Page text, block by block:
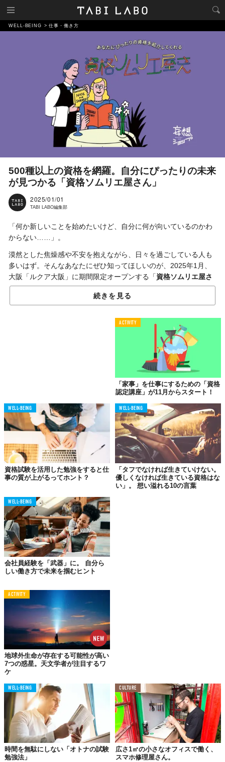
WELL-BEING 仕事・働き方
500種以上の資格を網羅。自分にぴったりの未来
が見つかる「資格ソムリエ屋さん」
2025/01/01
TABI LABO編集部
「何か新しいことを始めたいけど、自分に何が向いているのかわ
からない……」。
漠然とした焦燥感や不安を抱えながら、日々を過ごしている人も
多いはず。そんなあなたにぜひ知ってほしいのが、2025年1月、
大阪「ルクア大阪」に期間限定オープンする「資格ソムリエ屋さ
ん」だ。
500以上の資格を持つプロ集団
「JR西日本SC開発株式会社」は、1月10日(金)～1月12日（日）
の期間、「ルクア大阪」にて、あなたにぴったりの資格を紹介し
を開催。同イベントの特徴は、なん
と言っても個性豊かな「資格ソムリエ」たち。難関資格である 中
や、少し変わったところではラーメン検定まで、そ
の保有資格数はじつに500種以上
資格学校講師や専門学校の講師、アスリートの夫をサポートして
きたスポーツ関係の資格のプロなど、様々なバックグラウンドを
持つ彼らが、あなたの希望や悩みに寄り添いながら、最適な資格
を提案してくれるという。
「資格取得」は自己理解を深める旅
近年、 リスキリングや副業・複業といった言葉が注目を集め、自
己成長やキャリアアップのために資格取得を目指す人が増えてい
る。こうした資格の取得は、単なるスキルアップにとどまらな
い。目標に向かって努力するプロセスを通して、自身の強みや弱
点を発見し、新たな可能性を見出すことができる。
しかし、闇雲に資格取得を目指すのではなく、自分自身のキャリ
そこで「資格ソムリエ」にアドバイスを求めるというわけ。
参加費用は1回20分で1,000円（税込）。事前予約制だが、空きが
あれば当日参加も可能とのこと。「資格はたくさんあるけど、ど
れを選べばいいのかわからない」「自分にはどんな資格が向いて
いるのか知りたい」そんな悩みや疑問を持つ人は、ぜひ一度「資
格ソムリエ屋さん」に相談してみてはいかがだろう。
格ソムリエとの出会いをきっかけに、あなたらしさが輝く未来へ。
『
あなたにぴったりの資格を紹介してくれる「資格ソムリ
エ屋さん」』
【開催日】2025年1月10日（金）～1月12日（日）
【開催場所】LUCUA 1100(ルクア イーレ)4Fイベントスペ
ース「sPACE」（大阪市北区梅田3-1-3 ）
【料金】1,000円(税込み）／1回20分
続きを見る
ACTIVITY
「家事」を仕事にするための「資格
認定講座」が11月からスタート！
WELL-BEING
資格試験を活用した勉強をすると仕
事の質が上がるってホント？
WELL-BEING
「タフでなければ生きていけない。
優しくなければ生きている資格はな
い」。 想い溢れる10の言葉
WELL-BEING
会社員経験を「武器」に。 自分ら
しい働き方で未来を掴むヒント
ACTIVITY
地球外生命が存在する可能性が高い
7つの惑星。天文学者が注目するワ
ケ
WELL-BEING
時間を無駄にしない「オトナの試験
勉強法」
CULTURE
広さ1㎡の小さなオフィスで働く、
スマホ修理屋さん。